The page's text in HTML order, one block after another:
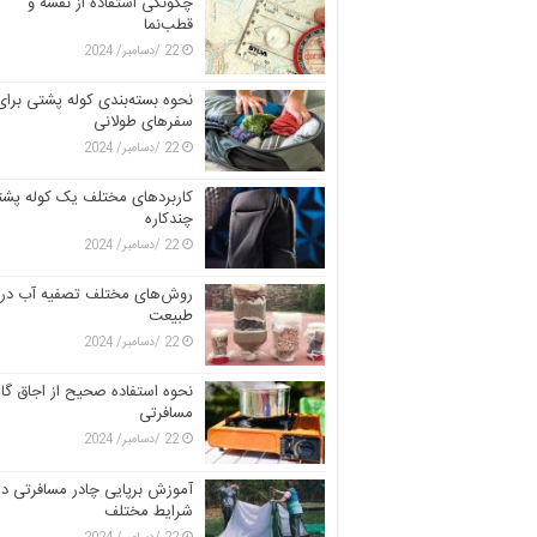
قطب‌نما
22 /دسامبر/ 2024
نحوه بسته‌بندی کوله پشتی
سفرهای طولانی
22 /دسامبر/ 2024
کاربردهای مختلف یک کوله
چندکاره
22 /دسامبر/ 2024
روش‌های مختلف تصفیه آب در
طبیعت
22 /دسامبر/ 2024
نحوه استفاده صحیح از اجاق
مسافرتی
22 /دسامبر/ 2024
آموزش برپایی چادر مسافرتی
شرایط مختلف